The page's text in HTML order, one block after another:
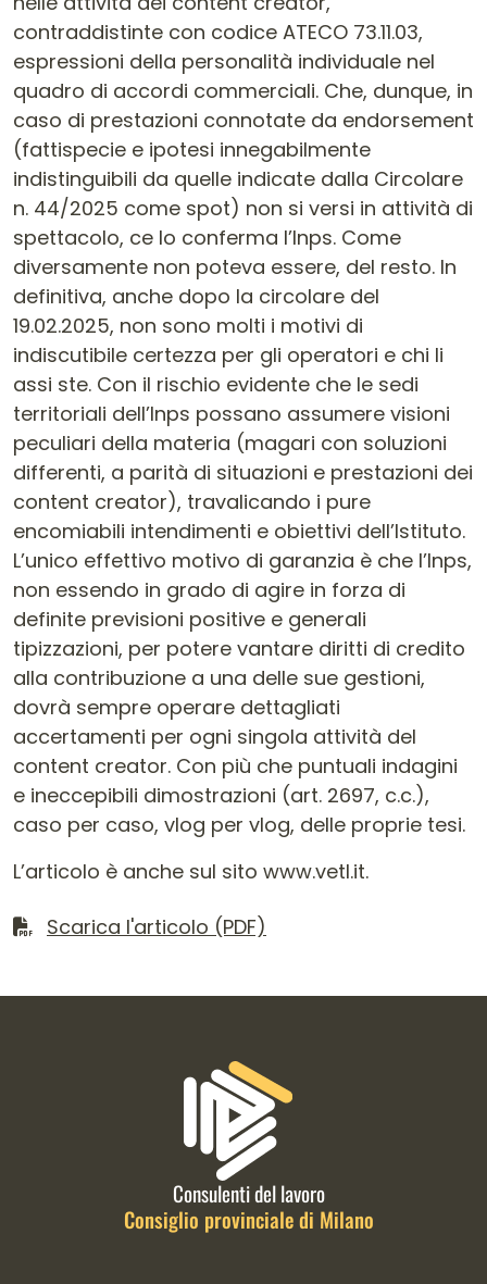
L’articolo è anche sul sito www.vetl.it.
Scarica il file
Scarica l'articolo (PDF)
Informazioni di contatto e link
Consulenti del lavoro
Consiglio provinciale di Milano